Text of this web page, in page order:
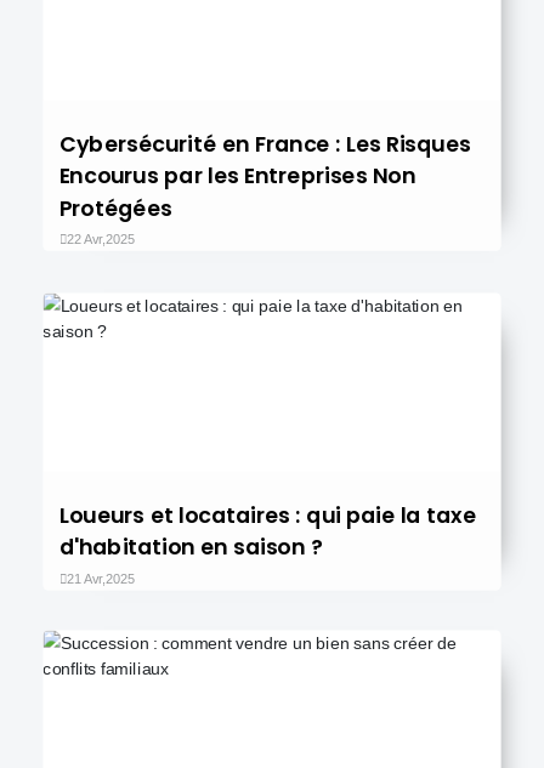
Cybersécurité en France : Les Risques
Encourus par les Entreprises Non
Protégées
22 Avr,2025
Loueurs et locataires : qui paie la taxe
d'habitation en saison ?
21 Avr,2025